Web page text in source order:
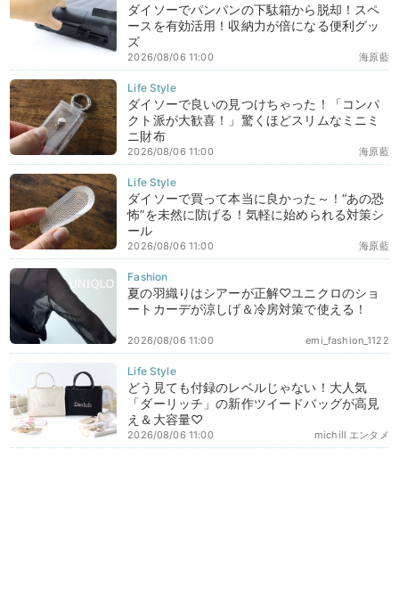
ダイソーでパンパンの下駄箱から脱却！スペ
ースを有効活用！収納力が倍になる便利グッ
ズ
海原藍
2026/08/06 11:00
ダイソーで良いの見つけちゃった！「コンパ
クト派が大歓喜！」驚くほどスリムなミニミ
ニ財布
海原藍
2026/08/06 11:00
ダイソーで買って本当に良かった～！“あの恐
怖”を未然に防げる！気軽に始められる対策シ
ール
海原藍
2026/08/06 11:00
夏の羽織りはシアーが正解♡ユニクロのショ
ートカーデが涼しげ＆冷房対策で使える！
emi_fashion_1122
2026/08/06 11:00
どう見ても付録のレベルじゃない！大人気
「ダーリッチ」の新作ツイードバッグが高見
え＆大容量♡
michill エンタメ
2026/08/06 11:00